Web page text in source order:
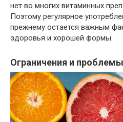
нет во многих витаминных
Поэтому регулярное
прежнему остается важным
здоровья и хорошей формы.
Ограничения и